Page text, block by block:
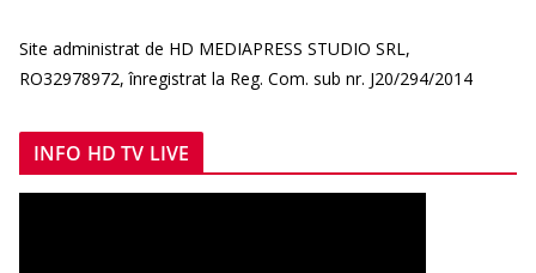
Site administrat de HD MEDIAPRESS STUDIO SRL,
RO32978972, înregistrat la Reg. Com. sub nr. J20/294/2014
INFO HD TV LIVE